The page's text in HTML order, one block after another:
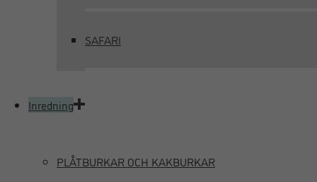
SAFARI
Inredning
PLÅTBURKAR OCH KAKBURKAR